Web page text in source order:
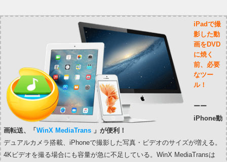
iPadで撮
影した動
画をDVD
に焼く
前、必要
なツー
ル！
ーー
iPhone動
画転送、「 WinX MediaTrans 」が便利！
デュアルカメラ搭載、iPhoneで撮影した写真・ビデオのサイズが増える。
4Kビデオを撮る場合にも容量が急に不足している。WinX MediaTransは